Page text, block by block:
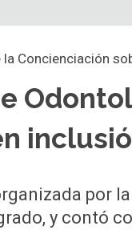
Concienciación
por
y contó